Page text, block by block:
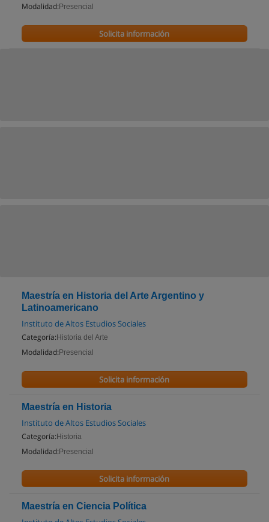
Modalidad: Presencial
Solicita información
Maestría en Historia del Arte Argentino y
Latinoamericano
Instituto de Altos Estudios Sociales
Categoría: Historia del Arte
Modalidad: Presencial
Solicita información
Maestría en Historia
Instituto de Altos Estudios Sociales
Categoría: Historia
Modalidad: Presencial
Solicita información
Maestría en Ciencia Política